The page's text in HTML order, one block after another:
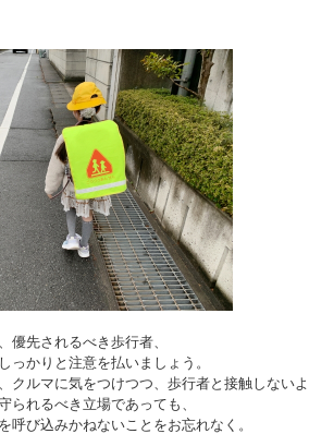
優先されるべき歩行者、
っかりと注意を払いましょう。
クルマに気をつけつつ、歩行者と接触しない
られるべき立場であっても、
呼び込みかねないことをお忘れなく。